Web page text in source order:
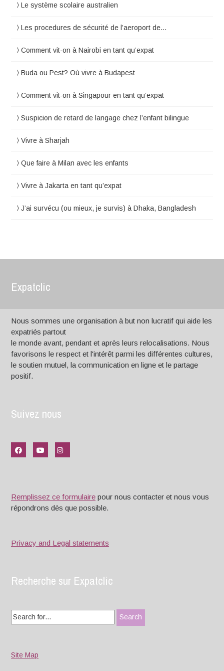
Le système scolaire australien
Les procedures de sécurité de l’aeroport de…
Comment vit-on à Nairobi en tant qu’expat
Buda ou Pest? Où vivre à Budapest
Comment vit-on à Singapour en tant qu’expat
Suspicion de retard de langage chez l’enfant bilingue
Vivre à Sharjah
Que faire à Milan avec les enfants
Vivre à Jakarta en tant qu’expat
J’ai survécu (ou mieux, je survis) à Dhaka, Bangladesh
Expatclic
Nous sommes une organisation à but non lucratif qui aide les
expatriés partout
le monde avant, pendant et après leurs relocalisations. Nous
favorisons le respect et l'intérêt parmi les différentes cultures,
le soutien mutuel, la communication en ligne et le partage
positif.
Suivez nous
Remplissez ce formulaire pour nous contacter et nous vous
répondrons dès que possible.
Privacy and Legal statements
Recherche sur Expatclic
Search
for:
Site Map